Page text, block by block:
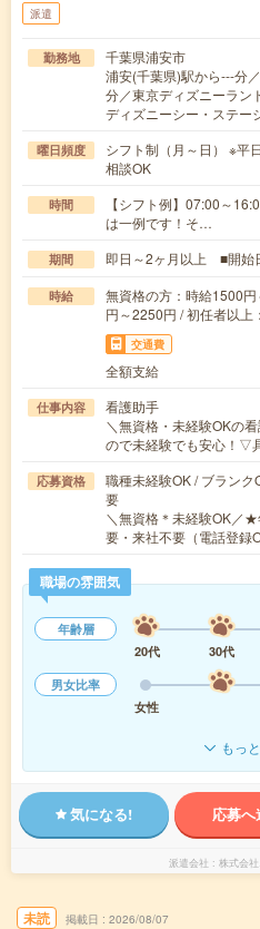
派遣
勤務地
千葉県浦安市
浦安(千葉県)駅から---分
分／東京ディズニーラン
ディズニーシー・ステー
曜日頻度
シフト制（月～日） ※平
相談OK
時間
【シフト例】07:00～
は一例です！そ…
期間 即日～2ヶ月以上 ■開始
時給
無資格の方：時給1500
円～2250円 / 初任者以
交通費
全額支給
仕事内容
看護助手
＼無資格・未経験OKの
ので未経験でも安心！
応募資格
職種未経験OK / ブラン
要
＼無資格＊未経験OK／
要・来社不要（電話登
職場の雰囲気
年齢層
20代
30代
男女比率
女性
もっ
気になる! 応募へ
派遣会社 株式会
未読 掲載日 2026/08/07